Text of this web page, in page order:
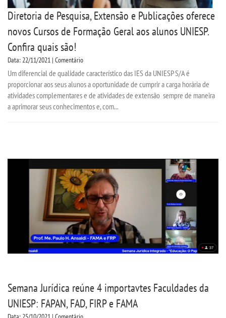
Diretoria de Pesquisa, Extensão e Publicações oferece
novos Cursos de Formação Geral aos alunos UNIESP.
Confira quais são!
Data: 22/11/2021 | Comentário
Um diferencial de qualidade característico das IES da UNIESP S/A é
proporcionar aos seus alunos a oportunidade de cumprir a carga horária de
atividades complementares e de atividades de extensão sempre de maneira
a aprimorar seus conhecimentos e, com...
Semana Jurídica reúne 4 importavtes Faculdades da
UNIESP: FAPAN, FAD, FIRP e FAMA